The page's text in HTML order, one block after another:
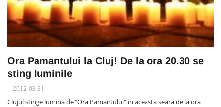
Ora Pamantului la Cluj! De la ora 20.30 se
sting luminile
2012-03-31
Clujul stinge lumina de "Ora Pamantului" in aceasta seara de la ora